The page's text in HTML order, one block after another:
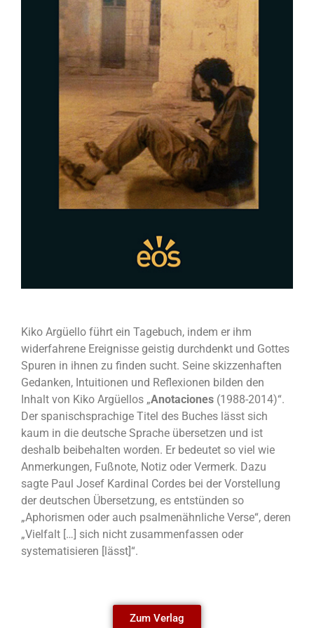
Kiko Argüello führt ein Tagebuch, indem er ihm
widerfahrene Ereignisse geistig durchdenkt und Gottes
Spuren in ihnen zu finden sucht. Seine skizzenhaften
Gedanken, Intuitionen und Reflexionen bilden den
Inhalt von Kiko Argüellos „Anotaciones (1988-2014)“.
Der spanischsprachige Titel des Buches lässt sich
kaum in die deutsche Sprache übersetzen und ist
deshalb beibehalten worden. Er bedeutet so viel wie
Anmerkungen, Fußnote, Notiz oder Vermerk. Dazu
sagte Paul Josef Kardinal Cordes bei der Vorstellung
der deutschen Übersetzung, es entstünden so
„Aphorismen oder auch psalmenähnliche Verse“, deren
„Vielfalt […] sich nicht zusammenfassen oder
systematisieren [lässt]“.
Zum Verlag